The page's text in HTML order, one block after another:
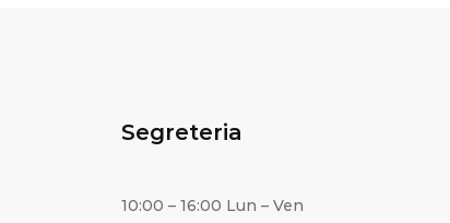
Segreteria
10:00 – 16:00 Lun – Ven